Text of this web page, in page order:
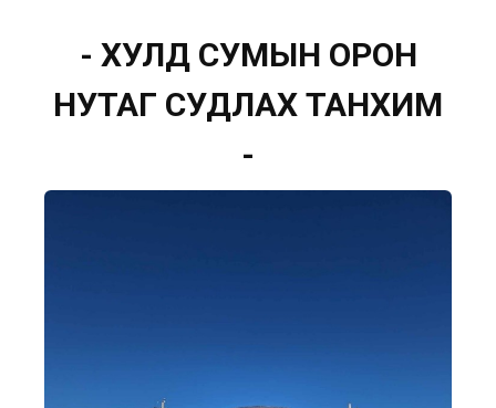
- ХУЛД СУМЫН ОРОН
НУТАГ СУДЛАХ ТАНХИМ
-